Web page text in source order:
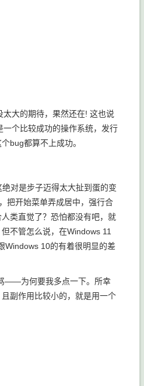
大的期待，果然还在! 这也说
个比较成功的操作系统，发行
bug都算不上成功。
对是步子迈得太大扯到蛋的变
把开始菜单弄成居中，强行合
类直觉了？恐怕都没有吧，就
不管怎么说，在Windows 11
Windows 10的有着很明显的差
——为何要我多点一下。所幸
副作用比较小的，就是用一个